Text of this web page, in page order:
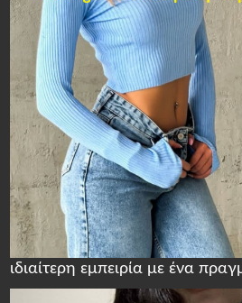
ιδιαίτερη εμπειρία με ένα